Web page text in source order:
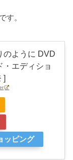
す。
のように DVD
・エディショ
]
ッピング